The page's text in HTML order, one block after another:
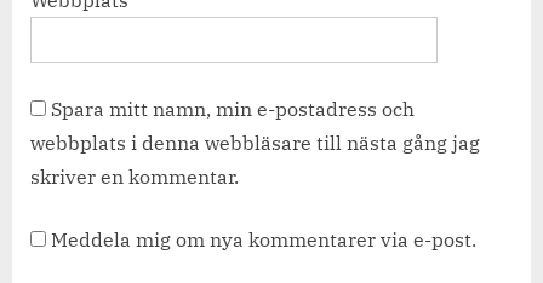
Spara mitt namn, min e-postadress och
webbplats i denna webbläsare till nästa gång jag
skriver en kommentar.
Meddela mig om nya kommentarer via e-post.